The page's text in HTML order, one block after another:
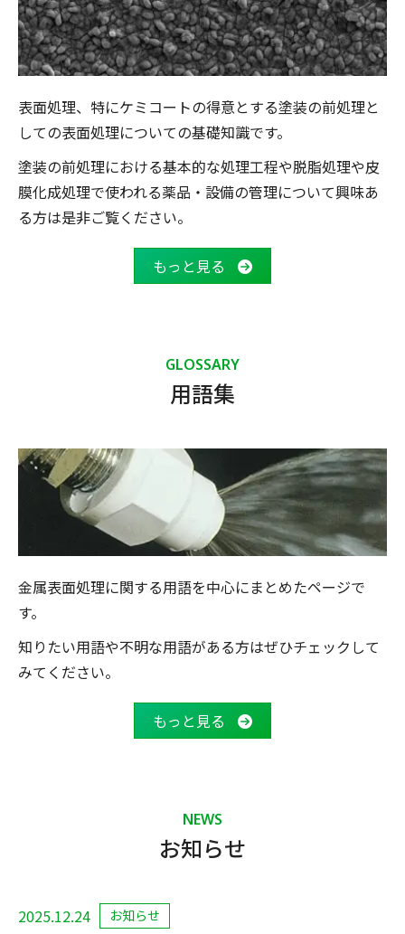
表面処理、特にケミコートの得意とする塗装の前処理と
しての表面処理についての基礎知識です。
塗装の前処理における基本的な処理工程や脱脂処理や皮
膜化成処理で使われる薬品・設備の管理について興味あ
る方は是非ご覧ください。
もっと見る
GLOSSARY
用語集
金属表面処理に関する用語を中心にまとめたページで
す。
知りたい用語や不明な用語がある方はぜひチェックして
みてください。
もっと見る
NEWS
お知らせ
2025.12.24 お知らせ